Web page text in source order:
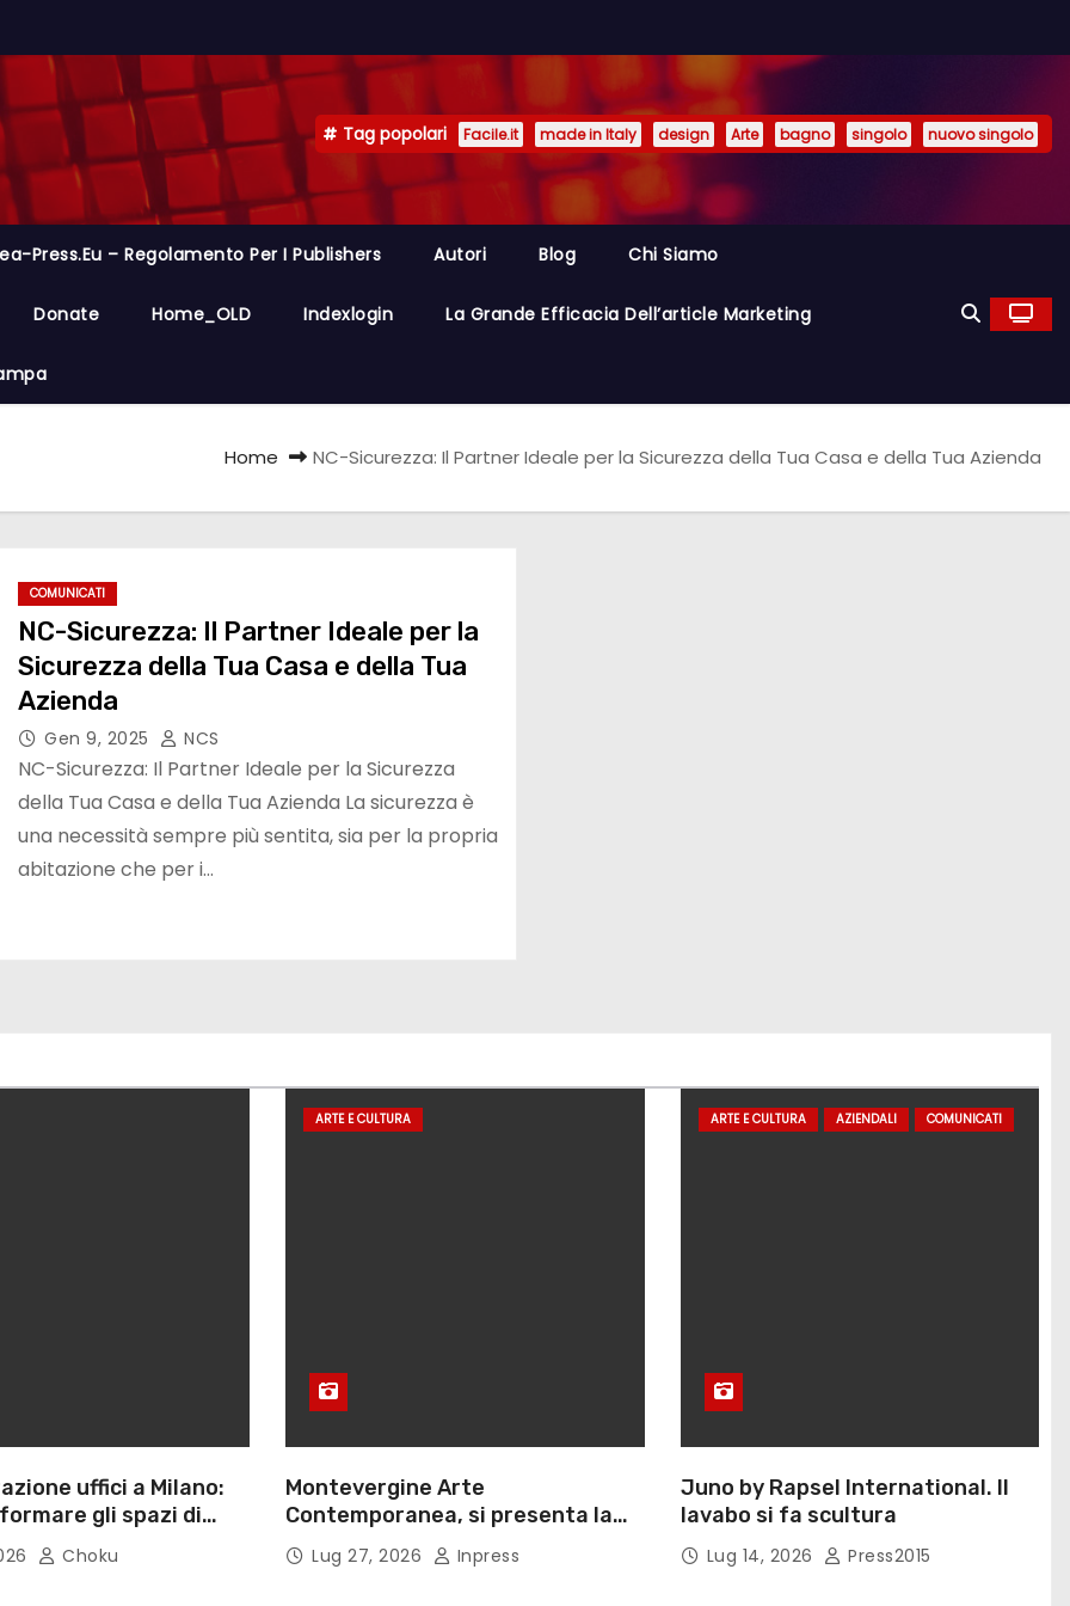
Tag popolari Facile.it made in Italy design Arte bagno singolo nuovo singolo
Press.eu – Regolamento Per I Publishers Autori Blog Chi Siamo
Donate Home_OLD Indexlogin La Grande Efficacia Dell’article Marketing
Home NC-Sicurezza: Il Partner Ideale per la Sicurezza della Tua Casa e della Tua Azienda
COMUNICATI
NC-Sicurezza: Il Partner Ideale per la
Sicurezza della Tua Casa e della Tua
Azienda
Gen 9, 2025 NCS
NC-Sicurezza: Il Partner Ideale per la Sicurezza
della Tua Casa e della Tua Azienda La sicurezza è
una necessità sempre più sentita, sia per la propria
abitazione che per i…
uffici a Milano:
gli spazi di
Choku
ARTE E CULTURA
Montevergine Arte
Contemporanea, si presenta la
monografia dedicata a Eliana
Adorno
Lug 27, 2026 Inpress
ARTE E CULTURA AZIENDALI COMUNICATI
Juno by Rapsel International. Il
lavabo si fa scultura
Lug 14, 2026 Press2015